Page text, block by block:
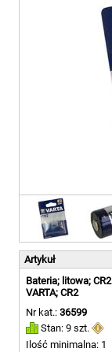
Artykuł
Bateria; litowa;
VARTA; CR2
Nr kat.: 36599
Stan: 9 szt.
Ilość minimalna: 1